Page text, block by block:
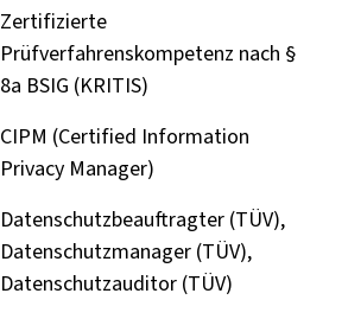
Zertifizierte
Prüfverfahrenskompetenz nach §
8a BSIG (KRITIS)
CIPM (Certified Information
Privacy Manager)
Datenschutzbeauftragter (TÜV),
Datenschutzmanager (TÜV),
Datenschutzauditor (TÜV)